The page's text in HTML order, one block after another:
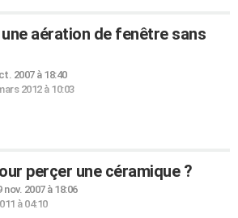
aération de fenêtre sans
2007 à 18:40
2012 à 10:03
perçer une céramique ?
nov. 2007 à 18:06
à 04:10